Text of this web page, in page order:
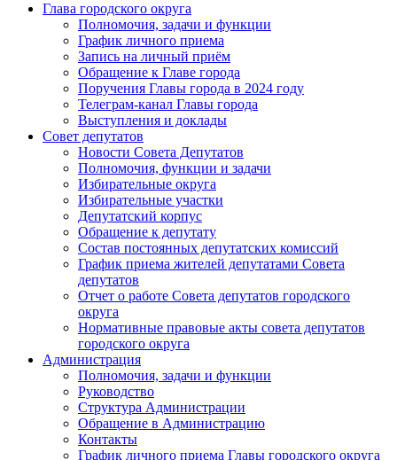
Глава городского округа
Полномочия, задачи и функции
График личного приема
Запись на личный приём
Обращение к Главе города
Поручения Главы города в 2024 году
Телеграм-канал Главы города
Выступления и доклады
Совет депутатов
Новости Совета Депутатов
Полномочия, функции и задачи
Избирательные округа
Избирательные участки
Депутатский корпус
Обращение к депутату
Состав постоянных депутатских комиссий
График приема жителей депутатами Совета
депутатов
Отчет о работе Совета депутатов городского
округа
Нормативные правовые акты совета депутатов
городского округа
Администрация
Полномочия, задачи и функции
Руководство
Структура Администрации
Обращение в Администрацию
Контакты
График личного приема Главы городского округа